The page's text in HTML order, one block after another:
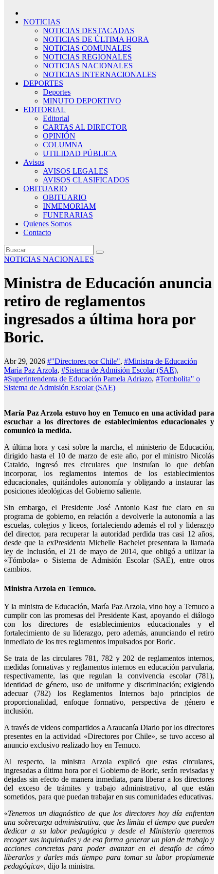
NOTICIAS
NOTICIAS DESTACADAS
NOTICIAS DE ÚLTIMA HORA
NOTICIAS COMUNALES
NOTICIAS REGIONALES
NOTICIAS NACIONALES
NOTICIAS INTERNACIONALES
DEPORTES
Deportes
MINUTO DEPORTIVO
EDITORIAL
Editorial
CARTAS AL DIRECTOR
OPINIÓN
COLUMNA
UTILIDAD PÚBLICA
Avisos
AVISOS LEGALES
AVISOS CLASIFICADOS
OBITUARIO
OBITUARIO
INMEMORIAM
FUNERARIAS
Quienes Somos
Contacto
NOTICIAS NACIONALES
Ministra de Educación anuncia
retiro de reglamentos
ingresados a última hora por
Boric.
Abr 29, 2026 #"Directores por Chile", #Ministra de Educación
María Paz Arzola, #Sistema de Admisión Escolar (SAE),
#Superintendenta de Educación Pamela Adriazo, #Tombolita" o
Sistema de Admisión Escolar (SAE)
María Paz Arzola estuvo hoy en Temuco en una actividad para
escuchar a los directores de establecimientos educacionales y
comunicó la medida.
A última hora y casi sobre la marcha, el ministerio de Educación,
dirigido hasta el 10 de marzo de este año, por el ministro Nicolás
Cataldo, ingresó tres circulares que instruían lo que debían
incorporar, los reglamentos internos de los establecimientos
educacionales, quitándoles autonomía y obligando a instaurar las
posiciones ideológicas del Gobierno saliente.
Sin embargo, el Presidente José Antonio Kast fue claro en su
programa de gobierno, en relación a devolverle la autonomía a las
escuelas, colegios y liceos, fortaleciendo además el rol y liderazgo
del director, para recuperar la autoridad perdida tras casi 12 años,
desde que la exPresidenta Michelle Bachelet presentara la llamada
ley de Inclusión, el 21 de mayo de 2014, que obligó a utilizar la
«Tómbola» o Sistema de Admisión Escolar (SAE), entre otros
cambios.
Ministra Arzola en Temuco.
Y la ministra de Educación, María Paz Arzola, vino hoy a Temuco a
cumplir con las promesas del Presidente Kast, apoyando el diálogo
con los directores de establecimientos educacionales y el
fortalecimiento de su liderazgo, pero además, anunciando el retiro
inmediato de los tres reglamentos impulsados por Boric.
Se trata de las circulares 781, 782 y 202 de reglamentos internos,
medidas formativas y reglamentos internos en educación parvularia,
respectivamente, las que regulan la convivencia escolar (781),
identidad de género, uso de uniforme y discriminación; exigiendo
adecuar (782) los Reglamentos Internos bajo principios de
proporcionalidad, enfoque formativo, perspectiva de género e
inclusión.
A través de videos compartidos a Araucanía Diario por los directores
presentes en la actividad «Directores por Chile», se tuvo acceso al
anuncio exclusivo realizado hoy en Temuco.
Al respecto, la ministra Arzola explicó que estas circulares,
ingresadas a última hora por el Gobierno de Boric, serán revisadas y
dejadas sin efecto de manera inmediata, para liberar a los directores
del exceso de trámites y trabajo administrativo, al que están
sometidos, para que puedan trabajar en sus comunidades educativas.
«Tenemos un diagnóstico de que los directores hoy día enfrentan
una sobrecarga administrativa, que les limita el tiempo que pueden
dedicar a su labor pedagógica y desde el Ministerio queremos
recoger sus inquietudes y de esa forma generar un plan de trabajo y
acciones concretas para poder avanzar en el desafío de cómo
liberarlos y darles más tiempo para tomar su labor propiamente
pedagógica«, dijo la ministra.